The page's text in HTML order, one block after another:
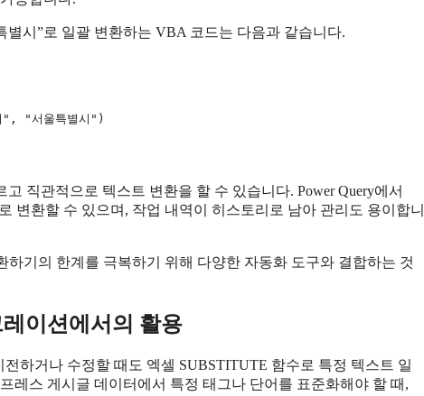
시”로 일괄 변환하는 VBA 코드는 다음과 같습니다.
"서울특별시")
직관적으로 텍스트 변환을 할 수 있습니다. Power Query에서
변환할 수 있으며, 작업 내역이 히스토리로 남아 관리도 용이합니
기의 한계를 극복하기 위해 다양한 자동화 도구와 결합하는 것
이션에서의 활용
하거나 수정할 때도 엑셀 SUBSTITUTE 함수로 특정 텍스트 일
레스 게시글 데이터에서 특정 태그나 단어를 표준화해야 할 때,